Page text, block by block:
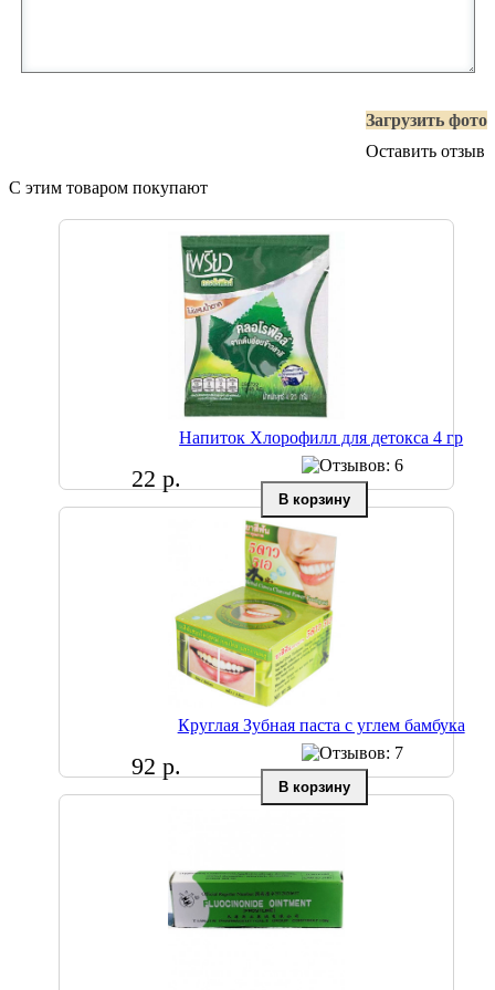
Загрузить фото
Оставить отзыв
С этим товаром покупают
Напиток Хлорофилл для детокса 4 гр
22 р.
Круглая Зубная паста с углем бамбука
92 р.